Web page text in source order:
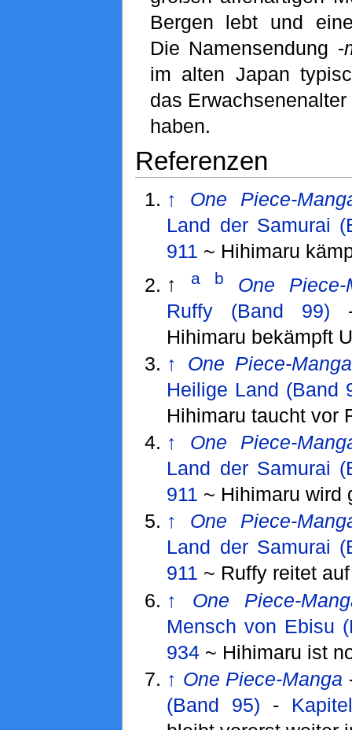
Bergen lebt und
Die Namensendung -
im alten Japan
das
haben.
Referenzen
↑
One Piece-
Land der Samurai
911 ~ Hihimaru
↑
a b
One Piece-
Ruffy (Band 99)
Hihimaru bekämpft
↑
One Piece-Manga
Heilige Land (Band
Hihimaru taucht vor
↑
One Piece-
Land der Samurai
911 ~ Hihimaru wird
↑
One Piece-
Land der Samurai
911 ~ Ruffy reitet
↑
One Piece-
Mensch von Ebisu
934 ~ Hihimaru ist
↑ One Piece-Manga
(Band 95) -